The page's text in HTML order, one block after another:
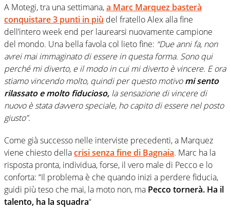
A Motegi, tra una settimana,a Marc Marquez basterà
conquistare 3 punti in più del fratello Alex alla fine
dell’intero week end per laurearsi nuovamente campione
del mondo. Una bella favola col lieto fine: “Due anni fa, non
avrei mai immaginato di essere in questa forma. Sono qui
perché mi diverto, e il modo in cui mi diverto è vincere. E ora
stiamo vincendo molto, quindi per questo motivomi sento
rilassato e molto fiducioso, la sensazione di vincere di
nuovo è stata davvero speciale, ho capito di essere nel posto
giusto”.
Come già successo nelle interviste precedenti, a Marquez
viene chiesto dellacrisi senza fine di Bagnaia. Marc ha la
risposta pronta, individua, forse, il vero male di Pecco e lo
conforta: “Il problema è che quando inizi a perdere fiducia,
guidi più teso che mai, la moto non, ma Pecco tornerà. Ha il
talento, ha la squadra“